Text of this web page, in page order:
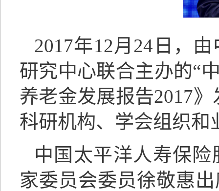
2017年12月24日，
研究中心联合主办的“
养老金发展报告2017
科研机构、学会组织和
中国太平洋人寿保
家委员会委员徐敬惠